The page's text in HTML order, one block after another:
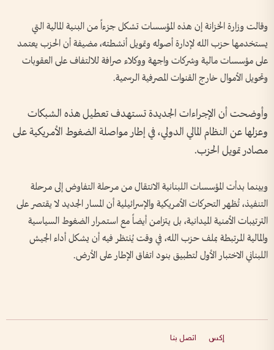
وقالت وزارة الخزانة إن هذه المؤسسات تشكل جزءاً من البنية المالية التي
يستخدمها حزب الله لإدارة أصوله وتمويل أنشطته، مضيفة أن الحزب يعتمد
على مؤسسات مالية وشركات واجهة ووكلاء صرافة للالتفاف على العقوبات
وتحويل الأموال خارج القنوات المصرفية الرسمية.
وأوضحت أن الإجراءات الجديدة تستهدف تعطيل هذه الشبكات
وعزلها عن النظام المالي الدولي، في إطار مواصلة الضغوط الأمريكية على
مصادر تمويل الحزب.
وبينما بدأت المؤسسات اللبنانية الانتقال من مرحلة التفاوض إلى مرحلة
التنفيذ، تُظهر التحركات الأمريكية والإسرائيلية أن المسار الجديد لا يقتصر على
الترتيبات الأمنية الميدانية، بل يتزامن أيضاً مع استمرار الضغوط السياسية
والمالية المرتبطة بملف حزب الله، في وقت يُنتظر فيه أن يشكل أداء الجيش
اللبناني الاختبار الأول لتطبيق بنود اتفاق الإطار على الأرض.
إكس اتصل بنا